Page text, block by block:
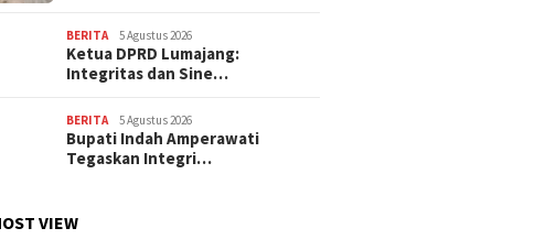
BERITA 5 Agustus 2026
Ketua DPRD Lumajang:
Integritas dan Sine…
BERITA 5 Agustus 2026
Bupati Indah Amperawati
Tegaskan Integri…
VIEW